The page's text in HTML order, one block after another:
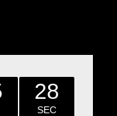
28
SEC